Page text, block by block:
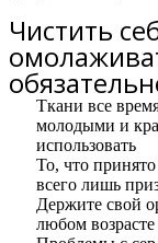
Чистить
Ткани все
молодыми и
использовать
То, что
всего лишь
Держите свой
любом возрасте